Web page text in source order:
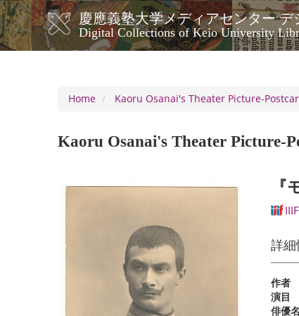
Skip
to
main
content
慶應義塾大学メディアセンター
Digital Collections of Keio University
メ
イ
ビ
シ
ン
Home
Kaoru Osanai's Theater Picture-
Kaoru Osanai's Theater Picture-
詳細
作者
演目
俳優